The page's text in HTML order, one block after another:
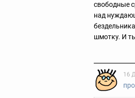
свободные
над
шмотку. И
16